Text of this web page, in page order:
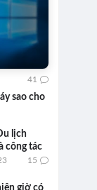
sao cho
41
lịch
công tác
15